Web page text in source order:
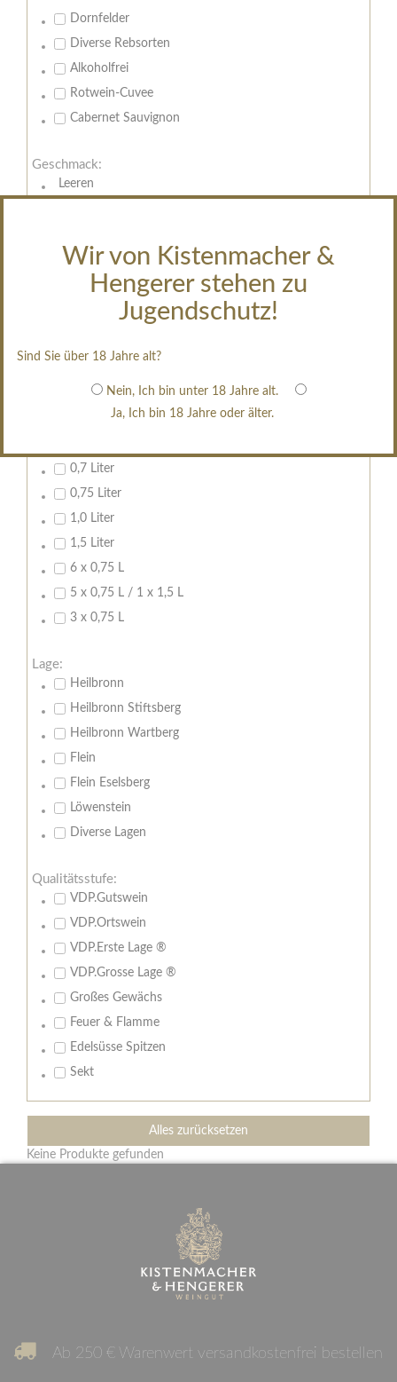
Wir von Kistenmacher &
Hengerer stehen zu
Jugendschutz!
Sind Sie über 18 Jahre alt?
Nein, Ich bin unter 18 Jahre alt.
Ja, Ich bin 18 Jahre oder älter.
Dornfelder
Diverse Rebsorten
Alkoholfrei
Rotwein-Cuvee
Cabernet Sauvignon
Geschmack:
Leeren
halbtrocken
restsüß
weißgekeltert
0,7 Liter
0,75 Liter
1,0 Liter
1,5 Liter
6 x 0,75 L
5 x 0,75 L / 1 x 1,5 L
3 x 0,75 L
Lage:
Heilbronn
Heilbronn Stiftsberg
Heilbronn Wartberg
Flein
Flein Eselsberg
Löwenstein
Diverse Lagen
Qualitätsstufe:
VDP.Gutswein
VDP.Ortswein
VDP.Erste Lage ®
VDP.Grosse Lage ®
Großes Gewächs
Feuer & Flamme
Edelsüsse Spitzen
Sekt
Alles zurücksetzen
Keine Produkte gefunden
Ab 250 € Warenwert versandkostenfrei bestellen